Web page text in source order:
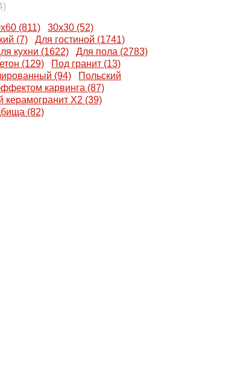
(811)
30x30 (52)
(7)
Для гостиной (1741)
кухни (1622)
Для пола (2783)
(129)
Под гранит (13)
(94)
Польский
карвинга (87)
керамогранит X2 (39)
(82)